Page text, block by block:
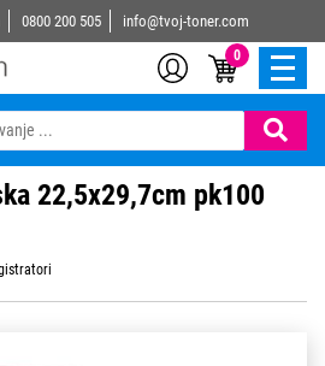
0800 200 505 info@tvoj-toner.com
0
22,5x29,7cm pk100